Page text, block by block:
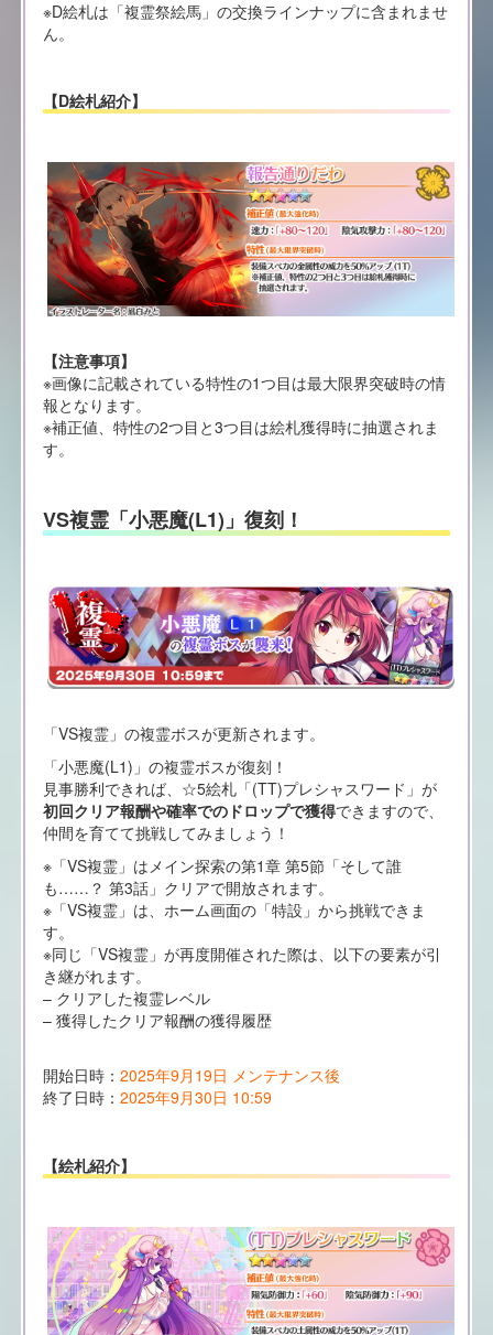
※D絵札は「複霊祭絵馬」の交換ラインナップに含まれませ
ん。
【D絵札紹介】
【注意事項】
※画像に記載されている特性の1つ目は最大限界突破時の情
報となります。
※補正値、特性の2つ目と3つ目は絵札獲得時に抽選されま
す。
VS複霊「小悪魔(L1)」復刻！
「VS複霊」の複霊ボスが更新されます。
「小悪魔(L1)」の複霊ボスが復刻！
見事勝利できれば、☆5絵札「(TT)プレシャスワード」が
初回クリア報酬や確率でのドロップで獲得できますので、
仲間を育てて挑戦してみましょう！
※「VS複霊」はメイン探索の第1章 第5節「そして誰
も……？ 第3話」クリアで開放されます。
※「VS複霊」は、ホーム画面の「特設」から挑戦できま
す。
※同じ「VS複霊」が再度開催された際は、以下の要素が引
き継がれます。
– クリアした複霊レベル
– 獲得したクリア報酬の獲得履歴
開始日時： 2025年9月19日 メンテナンス後
終了日時： 2025年9月30日 10:59
【絵札紹介】